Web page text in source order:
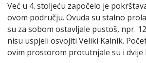
Već u 4. stoljeću započelo je
ovom području. Ovuda su stalno
su za sobom ostavljale pustoš, npr.
nisu uspjeli osvojiti Veliki Kalnik.
ovim prostorom protutnjale su i dvije